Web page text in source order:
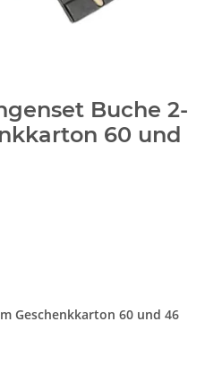
Buche 2-
60 und
Geschenkkarton 60 und 46